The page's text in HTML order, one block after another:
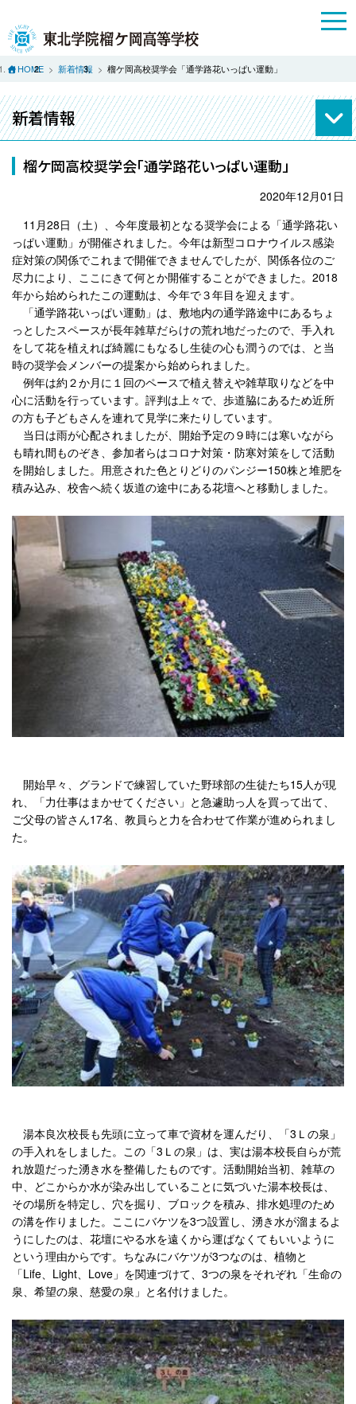
HOME 新着情報 榴ケ岡高校奨学会「通学路花いっぱい運動」
新着情報
榴ケ岡高校奨学会「通学路花いっぱい運動」
2020年12月01日
11月28日（土）、今年度最初となる奨学会による「通学路花い
っぱい運動」が開催されました。今年は新型コロナウイルス感染
症対策の関係でこれまで開催できませんでしたが、関係各位のご
尽力により、ここにきて何とか開催することができました。2018
年から始められたこの運動は、今年で３年目を迎えます。
「通学路花いっぱい運動」は、敷地内の通学路途中にあるちょ
っとしたスペースが長年雑草だらけの荒れ地だったので、手入れ
をして花を植えれば綺麗にもなるし生徒の心も潤うのでは、と当
時の奨学会メンバーの提案から始められました。
例年は約２か月に１回のペースで植え替えや雑草取りなどを中
心に活動を行っています。評判は上々で、歩道脇にあるため近所
の方も子どもさんを連れて見学に来たりしています。
当日は雨が心配されましたが、開始予定の９時には寒いながら
も晴れ間ものぞき、参加者らはコロナ対策・防寒対策をして活動
を開始しました。用意された色とりどりのパンジー150株と堆肥を
積み込み、校舎へ続く坂道の途中にある花壇へと移動しました。
開始早々、グランドで練習していた野球部の生徒たち15人が現
れ、「力仕事はまかせてください」と急遽助っ人を買って出て、
ご父母の皆さん17名、教員らと力を合わせて作業が進められまし
た。
湯本良次校長も先頭に立って車で資材を運んだり、「3Ｌの泉」
の手入れをしました。この「3Ｌの泉」は、実は湯本校長自らが荒
れ放題だった湧き水を整備したものです。活動開始当初、雑草の
中、どこからか水が染み出していることに気づいた湯本校長は、
その場所を特定し、穴を掘り、ブロックを積み、排水処理のため
の溝を作りました。ここにバケツを3つ設置し、湧き水が溜まるよ
うにしたのは、花壇にやる水を遠くから運ばなくてもいいように
という理由からです。ちなみにバケツが3つなのは、植物と
「Life、Light、Love」を関連づけて、3つの泉をそれぞれ「生命の
泉、希望の泉、慈愛の泉」と名付けました。